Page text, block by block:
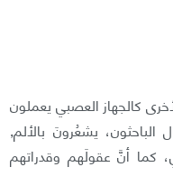
كالجهاز العصبي يعملون
يشعُرونَ بالألم,
كما أنَّ عقولَهم وقدراتهم